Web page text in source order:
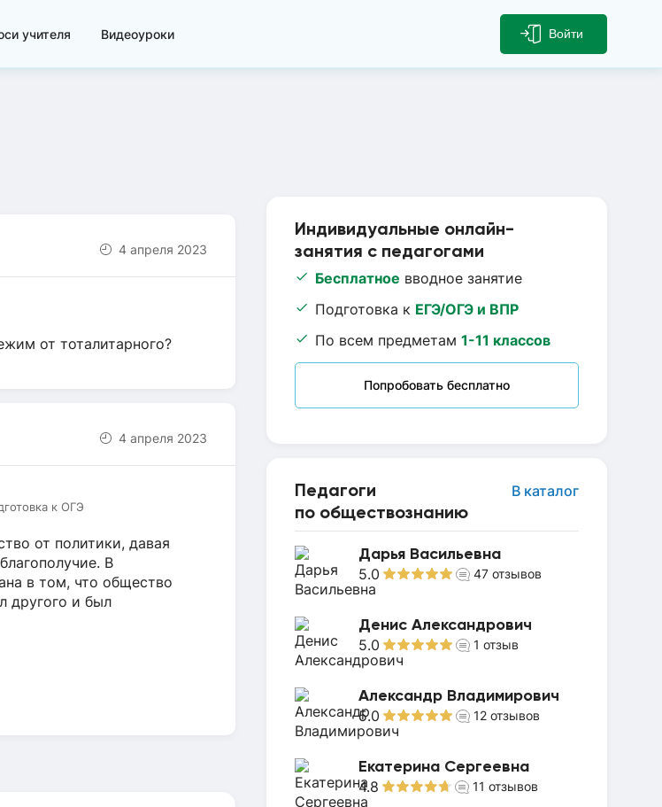
учителя Видеоуроки Войти
Индивидуальные онлайн-
занятия с педагогами
Бесплатное вводное занятие
Подготовка к ЕГЭ/ОГЭ и ВПР
По всем предметам 1-11 классов
Попробовать бесплатно
Педагоги
по обществознанию
В каталог
Дарья Васильевна
5.0 47 отзывов
Денис Александрович
5.0 1 отзыв
Александр Владимирович
5.0 12 отзывов
Екатерина Сергеевна
4.8 11 отзывов
4 апреля 2023
от тоталитарного?
4 апреля 2023
к ОГЭ
от политики, давая
В
в том, что общество
другого и был